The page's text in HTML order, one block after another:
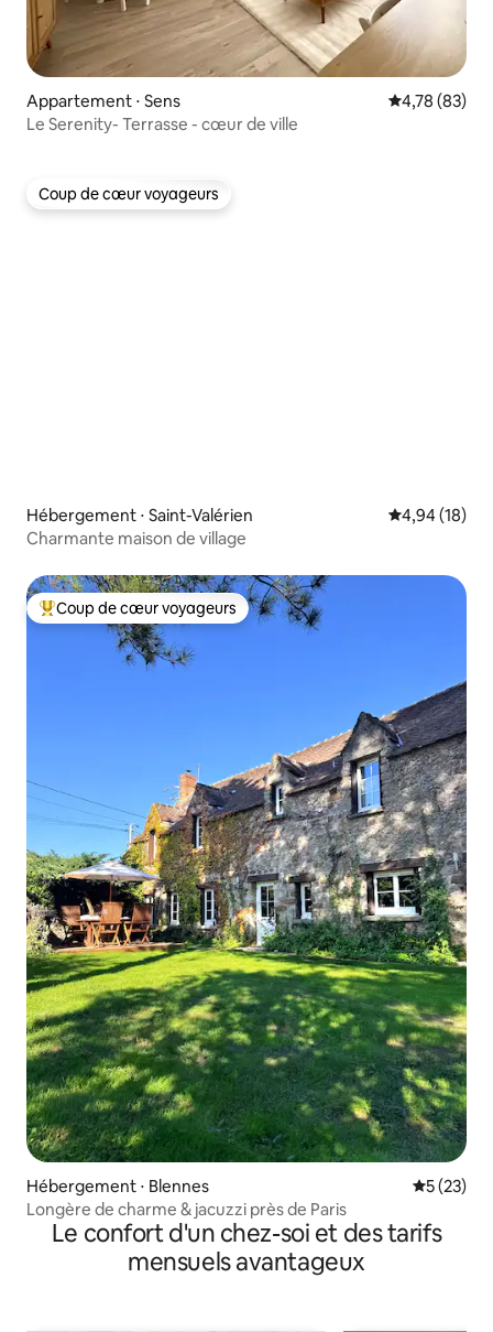
Appartement ⋅ Sens Évaluation
4,78 (83)
Le Serenity- Terrasse - cœur de ville
Coup de cœur voyageurs
Coup de cœur voyageurs
Hébergement ⋅ Saint-Valérien Évaluation
4,94 (18)
Charmante maison de village
Coups de cœur voyageurs les plus appréciés
Coup de cœur voyageurs
Hébergement ⋅ Blennes
5 (23)
Longère de charme & jacuzzi près de Paris
Le confort d'un chez-soi et des tarifs
mensuels avantageux